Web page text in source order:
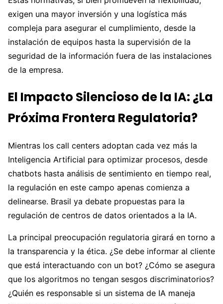
exigen una mayor inversión y una logística más
compleja para asegurar el cumplimiento, desde la
instalación de equipos hasta la supervisión de la
seguridad de la información fuera de las instalaciones
de la empresa.
El Impacto Silencioso de la IA: ¿La
Próxima Frontera Regulatoria?
Mientras los call centers adoptan cada vez más la
Inteligencia Artificial para optimizar procesos, desde
chatbots hasta análisis de sentimiento en tiempo real,
la regulación en este campo apenas comienza a
delinearse. Brasil ya debate propuestas para la
regulación de centros de datos orientados a la IA.
La principal preocupación regulatoria girará en torno a
la transparencia y la ética. ¿Se debe informar al cliente
que está interactuando con un bot? ¿Cómo se asegura
que los algoritmos no tengan sesgos discriminatorios?
¿Quién es responsable si un sistema de IA maneja